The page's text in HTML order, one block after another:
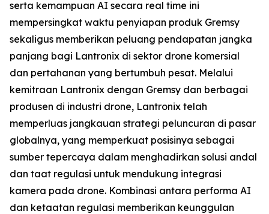
serta kemampuan AI secara real time ini
mempersingkat waktu penyiapan produk Gremsy
sekaligus memberikan peluang pendapatan jangka
panjang bagi Lantronix di sektor drone komersial
dan pertahanan yang bertumbuh pesat. Melalui
kemitraan Lantronix dengan Gremsy dan berbagai
produsen di industri drone, Lantronix telah
memperluas jangkauan strategi peluncuran di pasar
globalnya, yang memperkuat posisinya sebagai
sumber tepercaya dalam menghadirkan solusi andal
dan taat regulasi untuk mendukung integrasi
kamera pada drone. Kombinasi antara performa AI
dan ketaatan regulasi memberikan keunggulan